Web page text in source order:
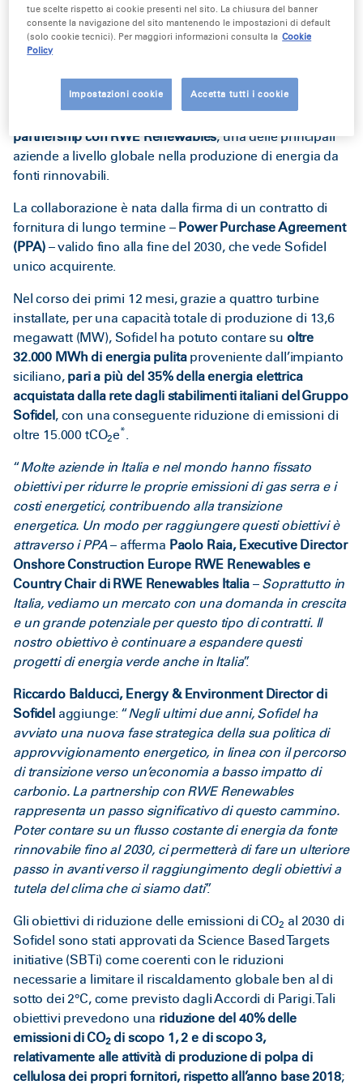
carta, ovvero l’equivalente di quasi 150 milioni di
Rotoloni Regina. È quanto Sofidel – gruppo cartario tra i
leader mondiali nella produzione di carta per uso
igienico e domestico – ha prodotto facendo ricorso
all’energia pulita proveniente dal parco eolico onshore
partnership con RWE Renewables, una delle principali
aziende a livello globale nella produzione di energia da
fonti rinnovabili.
La collaborazione è nata dallafirma di un contratto di
fornitura di lungo termine – Power Purchase Agreement
(PPA) – valido fino alla fine del 2030, che vede Sofidel
unico acquirente.
Nel corso dei primi 12 mesi, grazie a quattro turbine
installate, per una capacità totale di produzione di 13,6
megawatt (MW), Sofidel ha potuto contare su oltre
32.000 MWh di energia pulitaproveniente dall’impianto
siciliano, pari a più del 35% della energia elettrica
acquistata dalla rete dagli stabilimenti italiani del Gruppo
Sofidel , con una conseguente riduzione di emissioni di
oltre 15.000 tCO2e*.
“Molte aziende in Italia e nel mondo hanno fissato
obiettivi per ridurre le proprie emissioni di gas serra e i
costi energetici, contribuendo alla transizione
energetica. Un modo per raggiungere questi obiettivi è
attraverso i PPA– afferma Paolo Raia, Executive Director
Onshore Construction Europe RWE Renewables e
Country Chair di RWE Renewables Italia– Soprattutto in
Italia, vediamo un mercato con una domanda in crescita
e un grande potenziale per questo tipo di contratti. Il
nostro obiettivo è continuare a espandere questi
progetti di energia verde anche in Italia”.
Riccardo Balducci, Energy & Environment Director di
Sofidel aggiunge: “Negli ultimi due anni, Sofidel ha
avviato una nuova fase strategica della sua politica di
approvvigionamento energetico, in linea con il percorso
di transizione verso un’economia a basso impatto di
carbonio. La partnership con RWE Renewables
rappresenta un passo significativo di questo cammino.
Poter contare su un flusso costante di energia da fonte
rinnovabile fino al 2030, ci permetterà di fare un ulteriore
passo in avanti verso il raggiungimento degli obiettivi a
tutela del clima che ci siamo dati”.
Gliobiettivi di riduzione delle emissioni di CO2 al 2030 di
Sofidel sono stati approvati da Science Based Targets
initiative (SBTi) come coerenti con le riduzioni
necessarie a limitare il riscaldamento globale ben al di
sotto dei 2°C, come previsto dagli Accordi di Parigi. Tali
obiettivi prevedono una riduzione del 40% delle
emissioni di CO2di scopo 1, 2 e di scopo 3,
relativamente alle attività di produzione di polpa di
cellulosa dei propri fornitori, rispetto all’anno base 2018;
tue scelte rispetto ai cookie presenti nel sito. La chiusura del banner
consente la navigazione del sito mantenendo le impostazioni di default
(solo cookie tecnici). Per maggiori informazioni consulta la Cookie
Policy
Impostazioni cookie Accetta tutti i cookie